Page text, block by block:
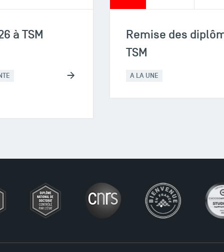
à TSM
Remise des
TSM
A LA UNE